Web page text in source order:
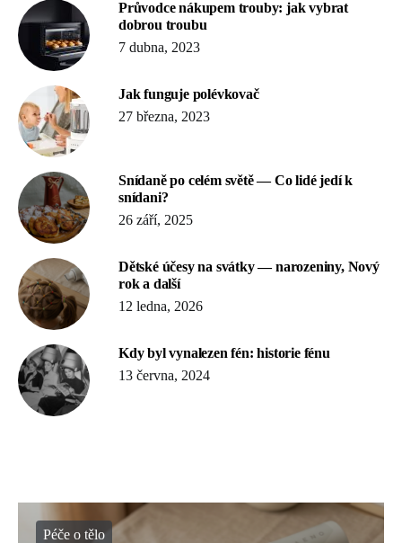
Průvodce nákupem trouby: jak vybrat
dobrou troubu
7 dubna, 2023
Jak funguje polévkovač
27 března, 2023
Snídaně po celém světě — Co lidé jedí k
snídani?
26 září, 2025
Dětské účesy na svátky — narozeniny, Nový
rok a další
12 ledna, 2026
Kdy byl vynalezen fén: historie fénu
13 června, 2024
Péče o tělo